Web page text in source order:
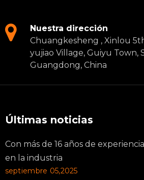
Nuestra dirección
Chuangkesheng , Xinlou
yujiao Village, Guiyu Town,
Guangdong, China
Últimas noticias
Con más de 16 años de experiencia
en la industria
septiembre 05,2025